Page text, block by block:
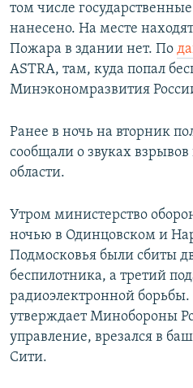
том числе
нанесено. На месте
Пожара в здании нет. По
ASTRA, там, куда попал
Минэкономразвития
Ранее в ночь на вторник
сообщали о звуках
области.
Утром министерство
ночью в Одинцовском и
Подмосковья были сбиты
беспилотника, а третий
радиоэлектронной
утверждает Минобороны
управление, врезался в
Сити.